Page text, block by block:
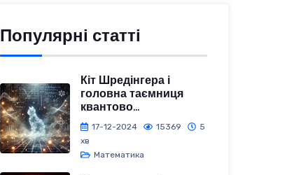
Популярні статті
Кіт Шредінгера і
головна таємниця
квантово...
17-12-2024 15369
5
хв
Математика